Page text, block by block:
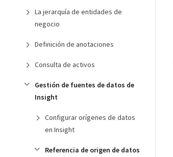
La jerarquía de entidades de
negocio
Definición de anotaciones
Consulta de activos
Gestión de fuentes de datos de
Insight
Configurar orígenes de datos
en Insight
Referencia de origen de datos